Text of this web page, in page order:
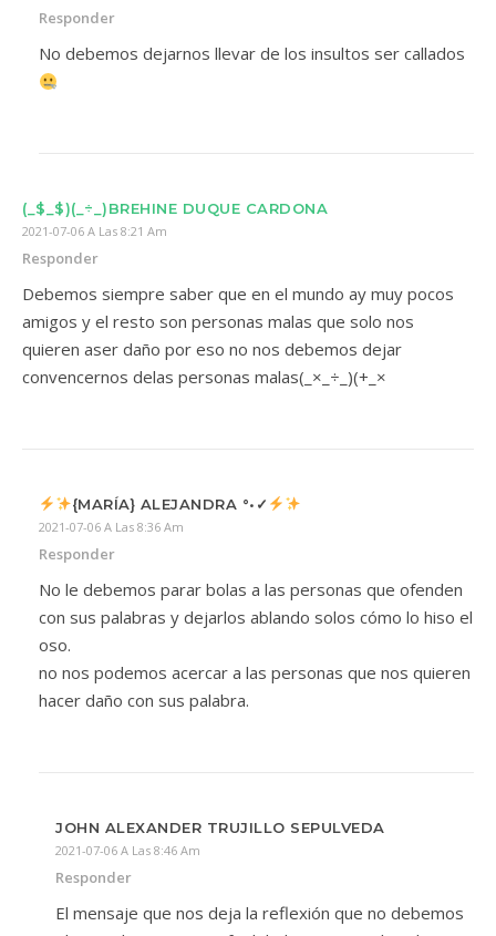
Responder
No debemos dejarnos llevar de los insultos ser callados
(_$_$)(_÷_)BREHINE DUQUE CARDONA
2021-07-06 A Las 8:21 Am
Responder
Debemos siempre saber que en el mundo ay muy pocos
amigos y el resto son personas malas que solo nos
quieren aser daño por eso no nos debemos dejar
convencernos delas personas malas(_×_÷_)(+_×
{MARÍA} ALEJANDRA °•✓
2021-07-06 A Las 8:36 Am
Responder
No le debemos parar bolas a las personas que ofenden
con sus palabras y dejarlos ablando solos cómo lo hiso el
oso.
no nos podemos acercar a las personas que nos quieren
hacer daño con sus palabra.
JOHN ALEXANDER TRUJILLO SEPULVEDA
2021-07-06 A Las 8:46 Am
Responder
El mensaje que nos deja la reflexión que no debemos